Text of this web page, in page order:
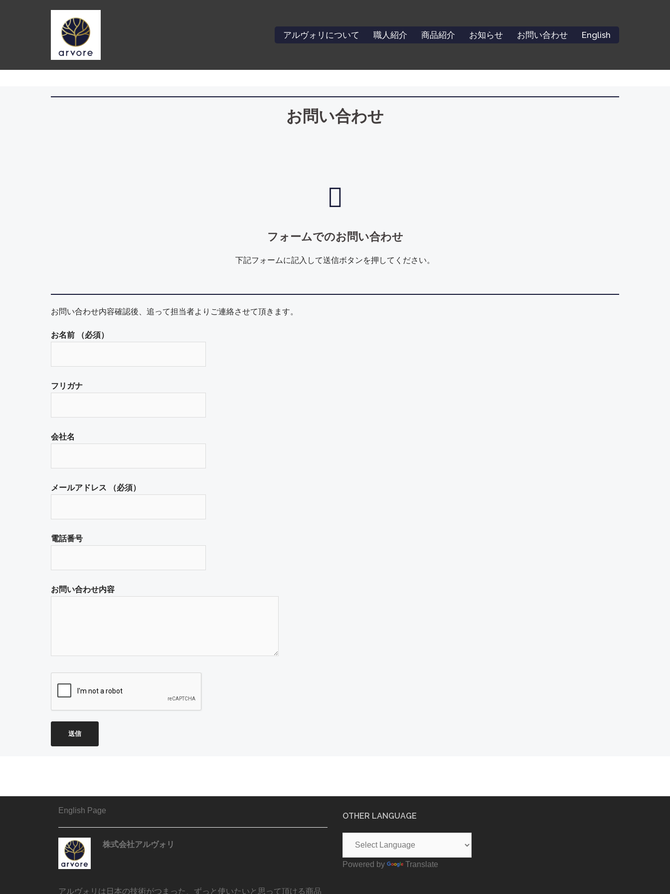
アルヴォリについて 職人紹介 商品紹介 お知らせ お問い合わせ English
お問い合わせ
フォームでのお問い合わせ
下記フォームに記入して送信ボタンを押してください。
お問い合わせ内容確認後、追って担当者よりご連絡させて頂きます。
お名前 （必須）
フリガナ
会社名
メールアドレス （必須）
電話番号
お問い合わせ内容
English Page
株式会社アルヴォリ
アルヴォリは日本の技術がつまった、ずっと使いたいと思って頂ける商品
OTHER LANGUAGE
Powered by Translate